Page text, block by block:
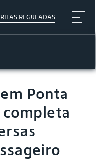
REGULADAS
Ponta
completa